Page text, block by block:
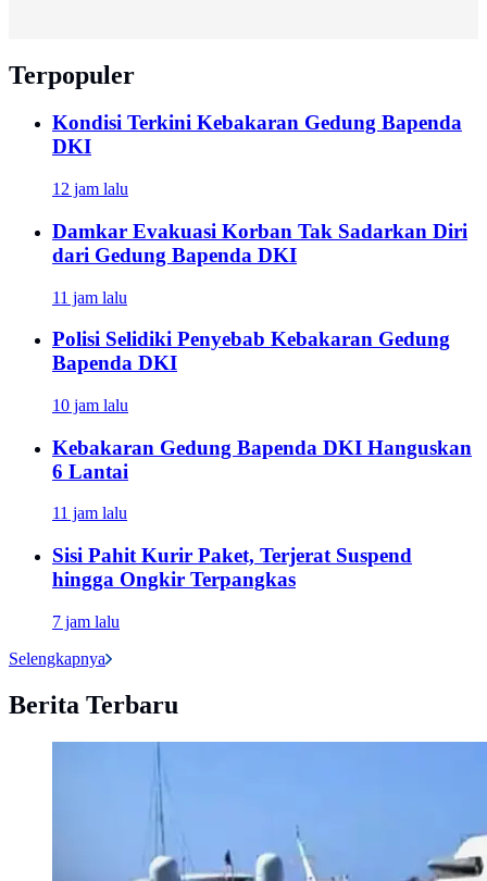
Terpopuler
Kondisi Terkini Kebakaran Gedung Bapenda
DKI
12 jam lalu
Damkar Evakuasi Korban Tak Sadarkan Diri
dari Gedung Bapenda DKI
11 jam lalu
Polisi Selidiki Penyebab Kebakaran Gedung
Bapenda DKI
10 jam lalu
Kebakaran Gedung Bapenda DKI Hanguskan
6 Lantai
11 jam lalu
Sisi Pahit Kurir Paket, Terjerat Suspend
hingga Ongkir Terpangkas
7 jam lalu
Selengkapnya
Berita Terbaru